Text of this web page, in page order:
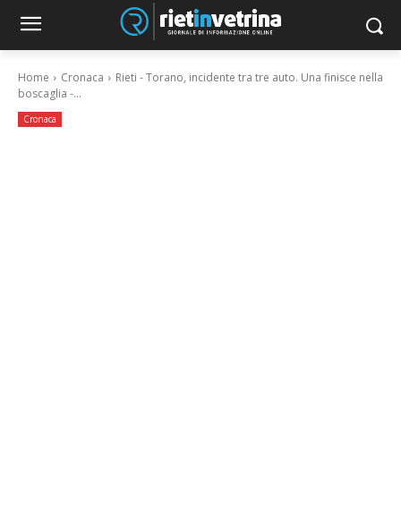
Home Cronaca
Rieti - Torano, incidente tra tre auto. Una finisce nella
boscaglia -...
Cronaca